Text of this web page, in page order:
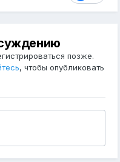
позже.
, чтобы опубликовать